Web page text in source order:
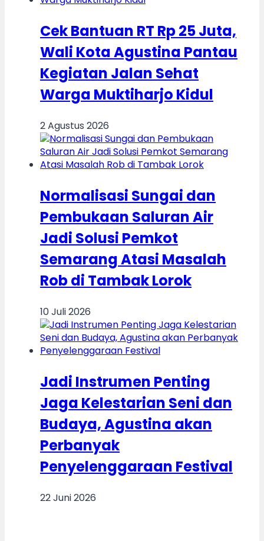
Cek Bantuan RT Rp 25 Juta,
Wali Kota Agustina Pantau
Kegiatan Jalan Sehat
Warga Muktiharjo Kidul
2 Agustus 2026
Normalisasi Sungai dan
Pembukaan Saluran Air
Jadi Solusi Pemkot
Semarang Atasi Masalah
Rob di Tambak Lorok
10 Juli 2026
Jadi Instrumen Penting
Jaga Kelestarian Seni dan
Budaya, Agustina akan
Perbanyak
Penyelenggaraan Festival
22 Juni 2026